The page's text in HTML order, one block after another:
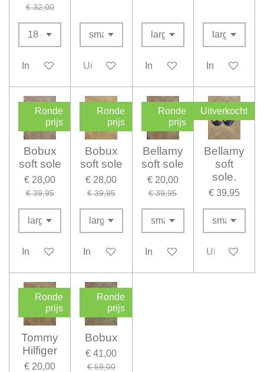
€ 32,00
In winkelwagenUitverkocht In winkelwagenIn
Ronde
prijs
Bobux
soft sole
€ 28,00
€ 39,95
In winkelwagen
Ronde
prijs
Bobux
soft sole
€ 28,00
€ 39,95
In winkelwagen
Ronde
prijs
Bellamy
soft sole
€ 20,00
€ 39,95
In winkelwagen
Uitverkocht
Bellamy
soft
sole.
€ 39,95
Uitverkocht
Ronde
prijs
Tommy
Hilfiger
€ 20,00
Ronde
prijs
Bobux
€ 41,00
€ 59,00